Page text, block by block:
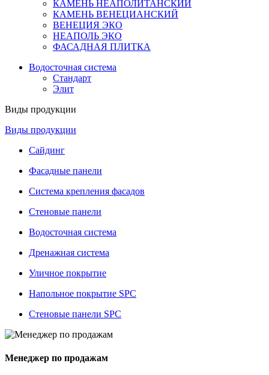
КАМЕНЬ НЕАПОЛИТАНСКИЙ
КАМЕНЬ ВЕНЕЦИАНСКИЙ
ВЕНЕЦИЯ ЭКО
НЕАПОЛЬ ЭКО
ФАСАДНАЯ ПЛИТКА
Водосточная система
Стандарт
Элит
Виды продукции
Виды продукции
Сайдинг
Фасадные панели
Система крепления фасадов
Стеновые панели
Водосточная система
Дренажная система
Уличное покрытие
Напольное покрытие SPC
Стеновые панели SPC
Менеджер по продажам